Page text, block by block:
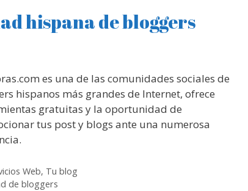
hispana de bloggers
es una de las comunidades sociales de
hispanos más grandes de Internet, ofrece
gratuitas y la oportunidad de
tus post y blogs ante una numerosa
Web, Tu blog
de bloggers